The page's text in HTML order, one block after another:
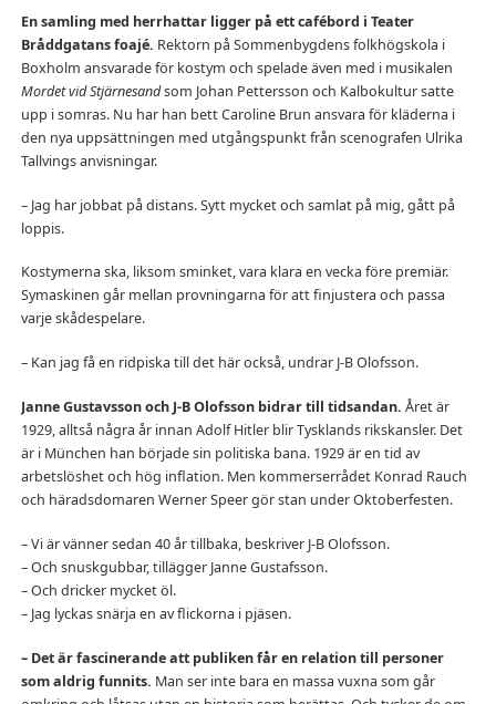
En samling med herrhattar ligger på ett cafébord i Teater
Bråddgatans foajé. Rektorn på Sommenbygdens folkhögskola i
Boxholm ansvarade för kostym och spelade även med i musikalen
Mordet vid Stjärnesandsom Johan Pettersson och Kalbokultur satte
upp i somras. Nu har han bett Caroline Brun ansvara för kläderna i
den nya uppsättningen med utgångspunkt från scenografen Ulrika
Tallvings anvisningar.
– Jag har jobbat på distans. Sytt mycket och samlat på mig, gått på
loppis.
Kostymerna ska, liksom sminket, vara klara en vecka före premiär.
Symaskinen går mellan provningarna för att finjustera och passa
varje skådespelare.
– Kan jag få en ridpiska till det här också, undrar J-B Olofsson.
Janne Gustavsson och J-B Olofsson bidrar till tidsandan. Året är
1929, alltså några år innan Adolf Hitler blir Tysklands rikskansler. Det
är i München han började sin politiska bana. 1929 är en tid av
arbetslöshet och hög inflation. Men kommerserrådet Konrad Rauch
och häradsdomaren Werner Speer gör stan under Oktoberfesten.
– Vi är vänner sedan 40 år tillbaka, beskriver J-B Olofsson.
– Och snuskgubbar, tillägger Janne Gustafsson.
– Och dricker mycket öl.
– Jag lyckas snärja en av flickorna i pjäsen.
– Det är fascinerande att publiken får en relation till personer
som aldrig funnits. Man ser inte bara en massa vuxna som går